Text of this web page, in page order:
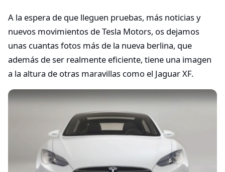
A la espera de que lleguen pruebas, más noticias y
nuevos movimientos de Tesla Motors, os dejamos
unas cuantas fotos más de la nueva berlina, que
además de ser realmente eficiente, tiene una imagen
a la altura de otras maravillas como el Jaguar XF.